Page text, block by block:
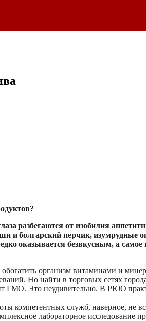
разбегаются от изобилия
и болгарский перчик, изумрудные
оказывается безвкусным, а
организм витаминами и
Но найти в торговых сетях
ГМО. Это неудивительно. В РЮО
компетентных служб, наверное,
лабораторное